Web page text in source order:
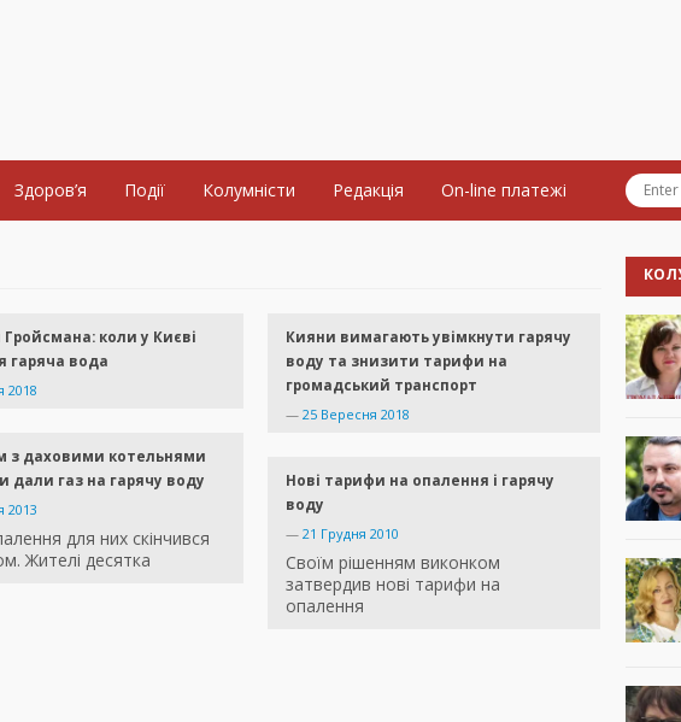
Здоров’я Події Колумністи Редакція On-line платежі
коли у Києві
гаряча вода
2018
Кияни вимагають увімкнути гарячу
воду та знизити тарифи на
громадський транспорт
— 25 Вересня 2018
з даховими котельнями
дали газ на гарячу воду
2013
для них скінчився
Жителі десятка
Нові тарифи на опалення і гарячу
воду
— 21 Грудня 2010
Своїм рішенням виконком
затвердив нові тарифи на
опалення